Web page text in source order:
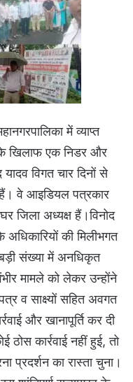
में व्याप्त
के खिलाफ एक निडर और
विगत चार दिनों से
वे आइडियल पत्रकार
जिला अध्यक्ष हैं।विनोद
की मिलीभगत
संख्या में अनधिकृत
मामले को लेकर उन्होंने
व साक्ष्यों सहित अवगत
और खानापूर्ति कर दी
कार्रवाई नहीं हुई, तो
प्रदर्शन का रास्ता चुना।